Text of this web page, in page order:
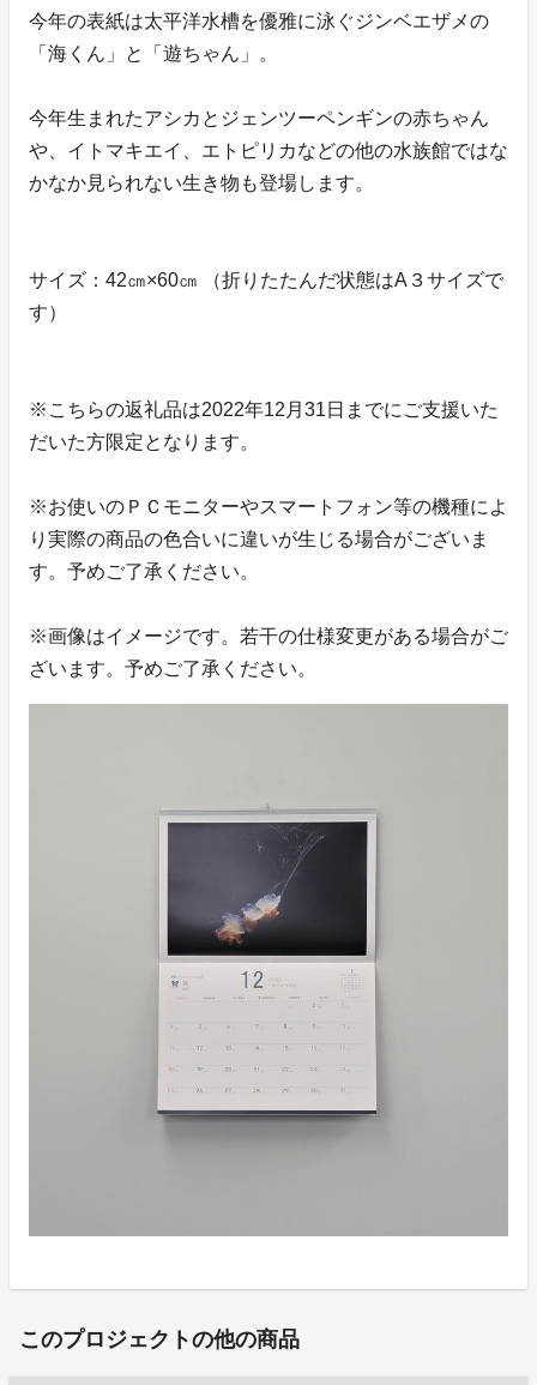
今年の表紙は太平洋水槽を優雅に泳ぐジンベエザメの
「海くん」と「遊ちゃん」。
今年生まれたアシカとジェンツーペンギンの赤ちゃん
や、イトマキエイ、エトピリカなどの他の水族館ではな
かなか見られない生き物も登場します。
サイズ：42㎝×60㎝ （折りたたんだ状態はA３サイズで
す）
※こちらの返礼品は2022年12月31日までにご支援いた
だいた方限定となります。
※お使いのＰＣモニターやスマートフォン等の機種によ
り実際の商品の色合いに違いが生じる場合がございま
す。予めご了承ください。
※画像はイメージです。若干の仕様変更がある場合がご
ざいます。予めご了承ください。
このプロジェクトの他の商品